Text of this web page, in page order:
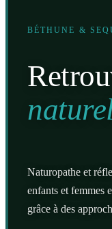
BÉTHUNE &
Naturopathe et
enfants et femmes
grâce à des